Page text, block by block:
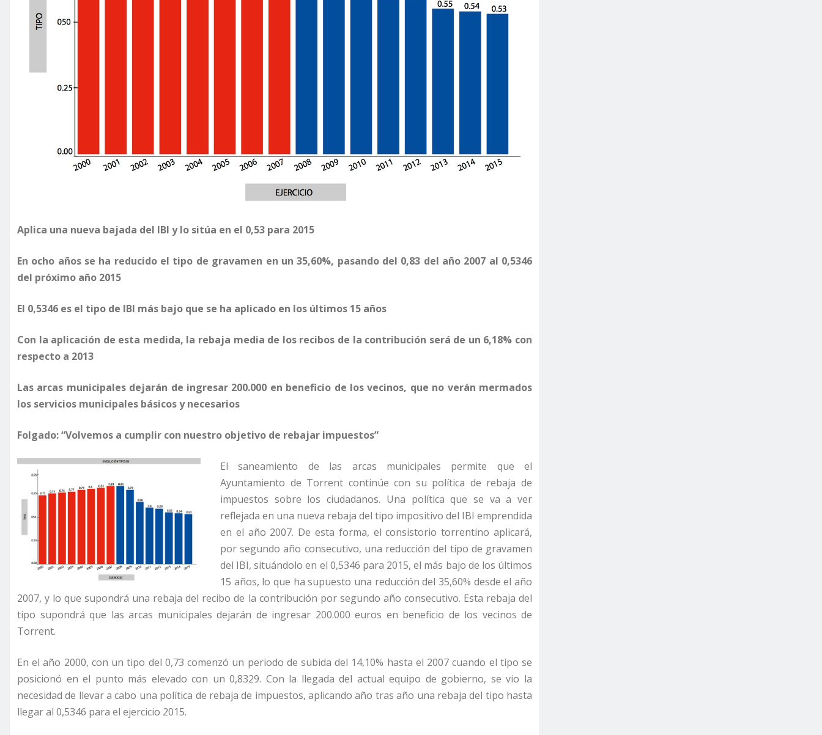
Aplica una nueva bajada del IBI y lo sitúa en el 0,53 para 2015
En ocho años se ha reducido el tipo de gravamen en un 35,60%, pasando del 0,83 del año 2007 al 0,5346
del próximo año 2015
El 0,5346 es el tipo de IBI más bajo que se ha aplicado en los últimos 15 años
Con la aplicación de esta medida, la rebaja media de los recibos de la contribución será de un 6,18% con
respecto a 2013
Las arcas municipales dejarán de ingresar 200.000 en beneficio de los vecinos, que no verán mermados
los servicios municipales básicos y necesarios
Folgado: “Volvemos a cumplir con nuestro objetivo de rebajar impuestos”
El saneamiento de las arcas municipales permite que el
Ayuntamiento de Torrent continúe con su política de rebaja de
impuestos sobre los ciudadanos. Una política que se va a ver
reflejada en una nueva rebaja del tipo impositivo del IBI emprendida
en el año 2007. De esta forma, el consistorio torrentino aplicará,
por segundo año consecutivo, una reducción del tipo de gravamen
del IBI, situándolo en el 0,5346 para 2015, el más bajo de los últimos
15 años, lo que ha supuesto una reducción del 35,60% desde el año
2007, y lo que supondrá una rebaja del recibo de la contribución por segundo año consecutivo. Esta rebaja del
tipo supondrá que las arcas municipales dejarán de ingresar 200.000 euros en beneficio de los vecinos de
Torrent.
En el año 2000, con un tipo del 0,73 comenzó un periodo de subida del 14,10% hasta el 2007 cuando el tipo se
posicionó en el punto más elevado con un 0,8329. Con la llegada del actual equipo de gobierno, se vio la
necesidad de llevar a cabo una política de rebaja de impuestos, aplicando año tras año una rebaja del tipo hasta
llegar al 0,5346 para el ejercicio 2015.